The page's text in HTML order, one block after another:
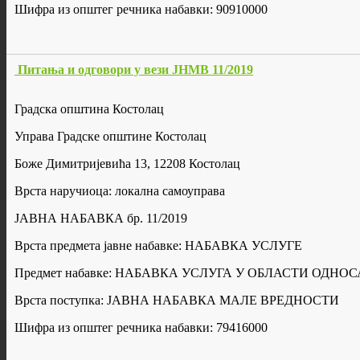
Шифра из општег речника набавки: 90910000
Питања и одговори у вези ЈНМВ 11/2019
Градска општина Костолац
Управа Градске општине Костолац
Боже Димитријевића 13, 12208 Костолац
Врста наручиоца: локална самоуправа
ЈАВНА НАБАВКА бр. 11/2019
Врста предмета јавне набавке: НАБАВКА УСЛУГЕ
Предмет набавке: НАБАВКА УСЛУГА У ОБЛАСТИ
Врста поступка: ЈАВНА НАБАВКА МАЛЕ ВРЕДНОСТИ
Шифра из општег речника набавки: 79416000